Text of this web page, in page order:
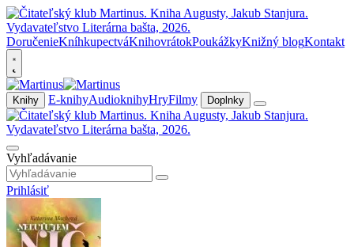
DoručenieKníhkupectváKnihovrátokPoukážkyKnižný blogKontakt
Knihy E-knihyAudioknihyHryFilmy Doplnky
Vyhľadávanie
Prihlásiť